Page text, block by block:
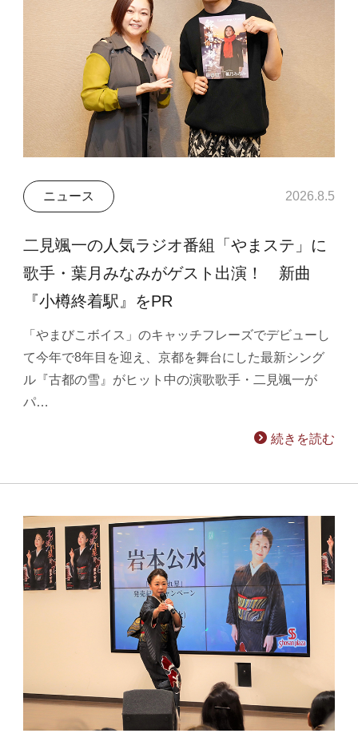
ニュース 2026.8.5
二見颯一の人気ラジオ番組「やまステ」に
歌手・葉月みなみがゲスト出演！ 新曲
『小樽終着駅』をPR
「やまびこボイス」のキャッチフレーズでデビューし
て今年で8年目を迎え、京都を舞台にした最新シング
ル『古都の雪』がヒット中の演歌歌手・二見颯一が
パ…
続きを読む